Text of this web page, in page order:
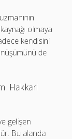
olmaya
kendisini
de
Hakkari
gelişen
Bu alanda